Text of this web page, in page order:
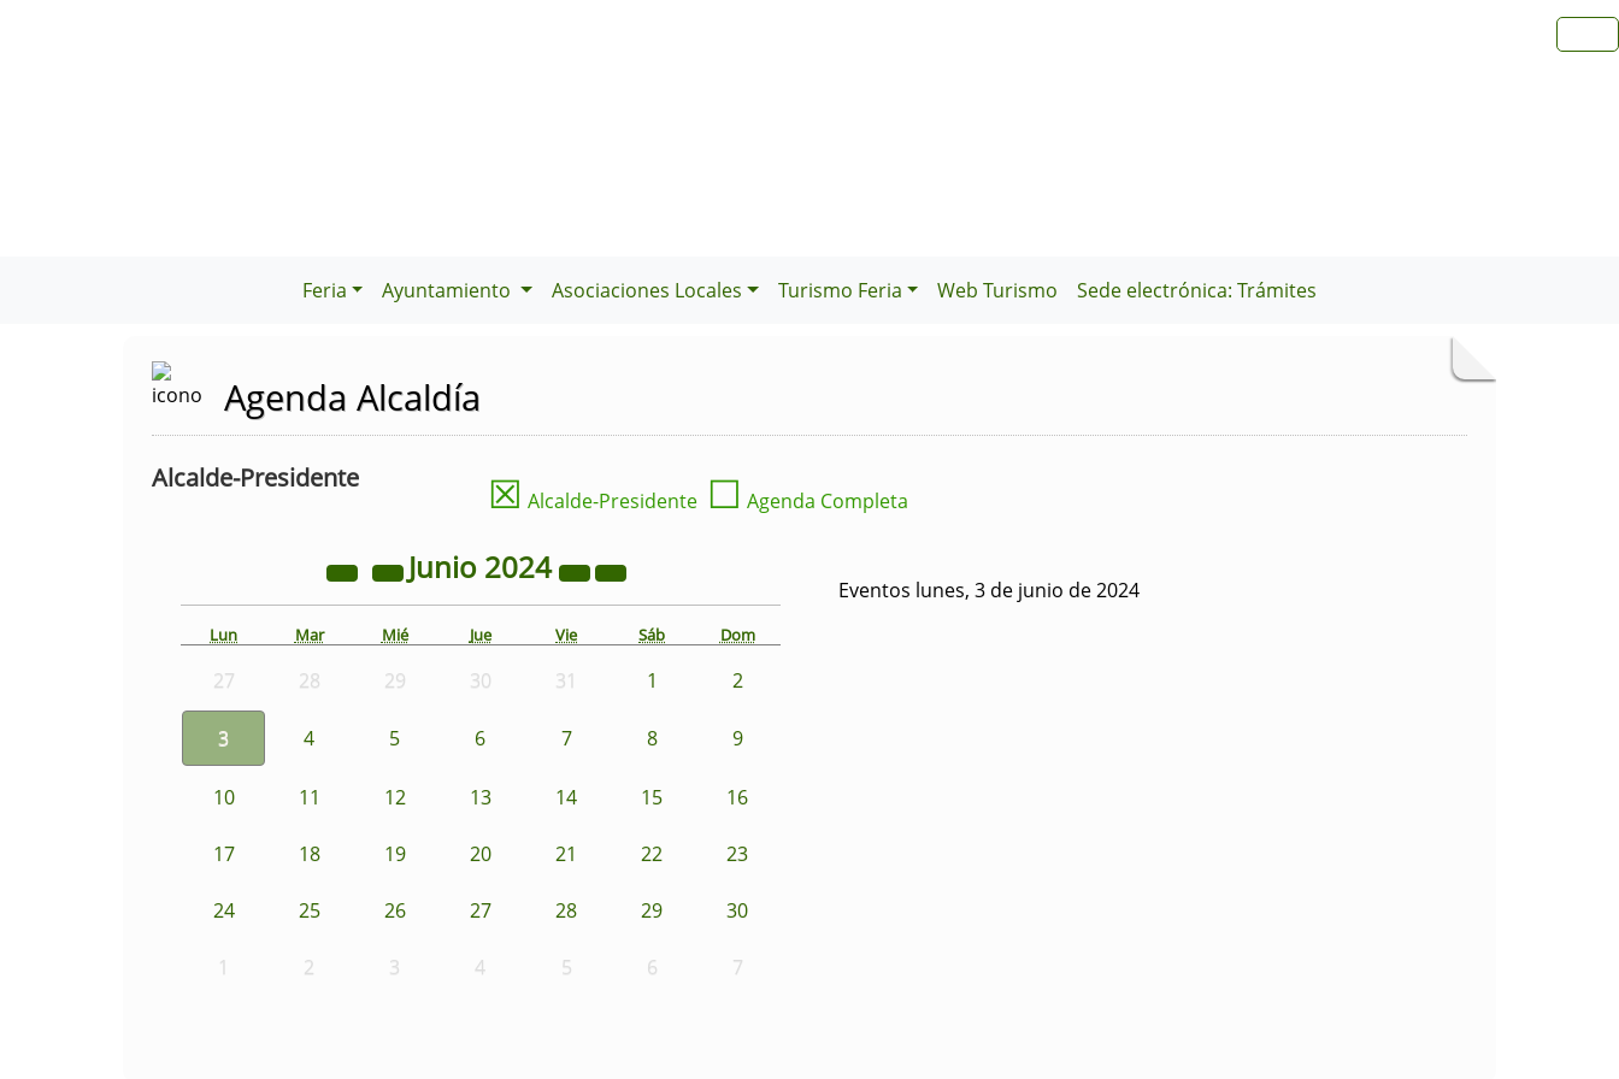
Feria Ayuntamiento Asociaciones Locales Turismo Feria Web Turismo Sede electrónica: Trámites
Agenda Alcaldía
Alcalde-Presidente ☒ Alcalde-Presidente ☐ Agenda Completa
Junio 2024
Lun Mar Mié Jue Vie Sáb Dom
27 28 29 30 31 1 2
3 4 5 6 7 8 9
10 11 12 13 14 15 16
17 18 19 20 21 22 23
24 25 26 27 28 29 30
1 2 3 4 5 6 7
Eventos lunes, 3 de junio de 2024